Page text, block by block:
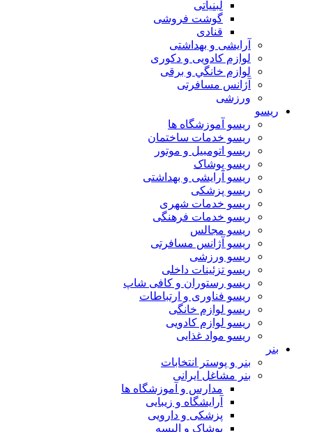
لبنیاتی
گوشت فروشی
قنادی
آرایشی و بهداشتی
لوازم کادویی و دکوری
لوازم خانگي و برقی
آژانس مسافرتی
ورزشی
ریسو
ریسو آموزشگاه ها
ریسو خدمات ساختمان
ریسو اتومبیل و موتور
ریسو پوشاک
ریسو آرایشی و بهداشتی
ریسو پزشکی
ریسو خدمات شهری
ریسو خدمات فرهنگی
ریسو مجالس
ریسو آژانس مسافرتی
ریسو ورزشی
ریسو تزئینات داخلی
ریسو رستوران و کافی شاپ
ریسو فناوری و ارتباطات
ریسو لوازم خانگی
ریسو لوازم کادویی
ریسو مواد غذایی
بنر
بنر و پوستر انتخابات
بنر مشاغل ایرانی
مدارس و آموزشگاه ها
آرایشگاه و زیبایی
پزشکی و دارویی
پوشاک و البسه